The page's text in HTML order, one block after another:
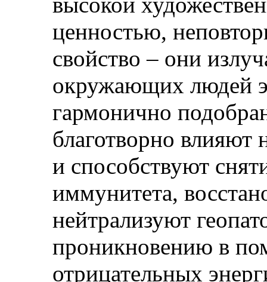
ценностью,
свойство – они
окружающих людей
гармонично
благотворно влияют
и способствуют
иммунитета,
нейтрализуют
проникновению в
отрицательных